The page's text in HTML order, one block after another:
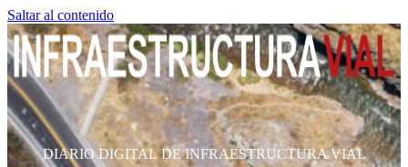
Saltar al contenido
DIARIO DIGITAL DE INFRAESTRUCTURA VIAL